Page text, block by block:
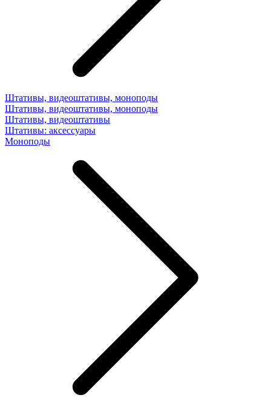
Штативы, видеоштативы, моноподы
Штативы, видеоштативы, моноподы
Штативы, видеоштативы
Штативы: аксессуары
Моноподы